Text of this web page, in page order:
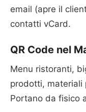
email (apre il
contatti vCard.
QR Code nel
Menu ristoranti,
prodotti,
Portano da fisico